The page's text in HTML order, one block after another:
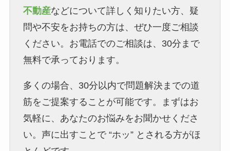
不動産などについて詳しく知りたい方、疑
問や不安をお持ちの方は、ぜひ一度ご相談
ください。お電話でのご相談は、30分まで
無料で承っております。
多くの場合、30分以内で問題解決までの道
筋をご提案することが可能です。まずはお
気軽に、あなたのお悩みをお聞かせくださ
い。声に出すことで “ホッ” とされる方がほ